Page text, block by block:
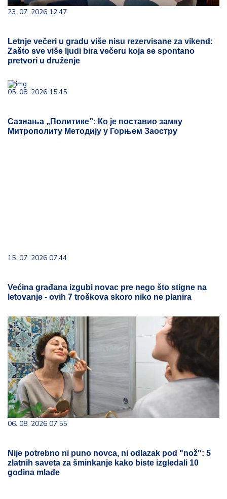
23. 07. 2026 12:47
Letnje večeri u gradu više nisu rezervisane za vikend:
Zašto sve više ljudi bira večeru koja se spontano
pretvori u druženje
05. 08. 2026 15:45
Сазнања „Политике”: Ко је поставио замку
Митрополиту Методију у Горњем Заостру
15. 07. 2026 07:44
Većina građana izgubi novac pre nego što stigne na
letovanje - ovih 7 troškova skoro niko ne planira
06. 08. 2026 07:55
Nije potrebno ni puno novca, ni odlazak pod "nož": 5
zlatnih saveta za šminkanje kako biste izgledali 10
godina mlađe